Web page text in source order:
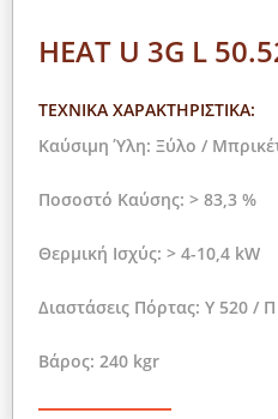
HEAT U 3G L
ΤΕΧΝΙΚΑ ΧΑΡΑΚΤΗΡΙΣΤΙΚΑ:
Καύσιμη Ύλη: Ξύλο /
Ποσοστό Καύσης: > 83,3 %
Θερμική Ισχύς: > 4-10,4 kW
Διαστάσεις Πόρτας: Y 520 /
Βάρος: 240 kgr